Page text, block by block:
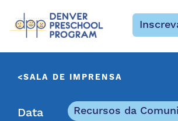
SALA DE IMPRENSA
Data
Recursos da